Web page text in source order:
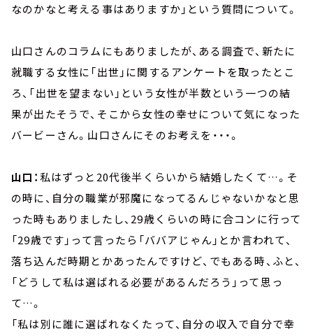
なのかなと考える事はありますか」という質問について。
山口さんのコラムにもありましたが、ある調査で、新たに
就職する女性に「出世」に関するアンケートを取ったとこ
ろ、「出世を望まない」という女性が半数という一つの結
果が出たそうで、そこから女性の幸せについて気になった
バービーさん。山口さんにそのお考えを・・・。
山口：私はずっと20代後半くらいから結婚したくて…。そ
の時に、自分の職業が邪魔になってるんじゃないかなと思
った時もありましたし、29歳くらいの時に合コンに行って
「29歳です」って言ったら「ババアじゃん」とか言われて、
落ち込んだ時期とかあったんですけど、でもある時、ふと、
「どうして私は選ばれる必要があるんだろう」って思っ
て…。
「私は別に誰に選ばれなくたって、自分の収入で自分で幸